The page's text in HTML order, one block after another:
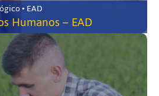
• EAD
Humanos – EAD